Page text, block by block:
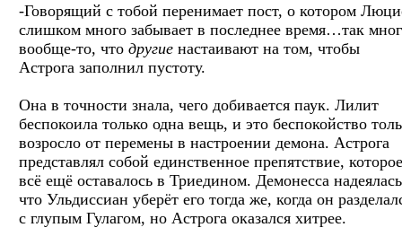
-Говорящий с тобой перенимает пост, о котором
слишком много забывает в последнее время…так
вообще-то, что другие настаивают на том, чтобы
Астрога заполнил пустоту.
Она в точности знала, чего добивается паук. Лилит
беспокоила только одна вещь, и это беспокойство
возросло от перемены в настроении демона. Астрога
представлял собой единственное препятствие, которое
всё ещё оставалось в Триедином. Демонесса
что Ульдиссиан уберёт его тогда же, когда он
с глупым Гулагом, но Астрога оказался хитрее.